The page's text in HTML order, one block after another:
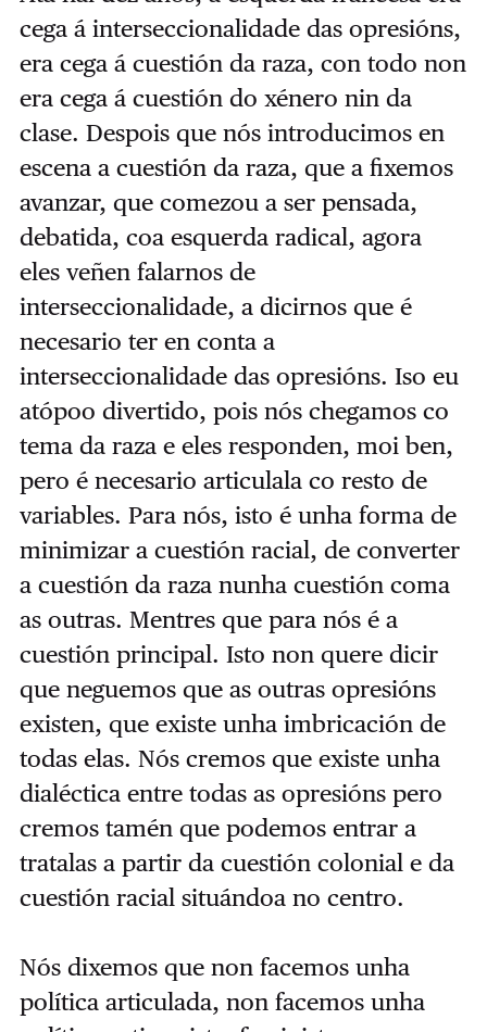
cega á interseccionalidade das opresións,
era cega á cuestión da raza, con todo non
era cega á cuestión do xénero nin da
clase. Despois que nós introducimos en
escena a cuestión da raza, que a fixemos
avanzar, que comezou a ser pensada,
debatida, coa esquerda radical, agora
eles veñen falarnos de
interseccionalidade, a dicirnos que é
necesario ter en conta a
interseccionalidade das opresións. Iso eu
atópoo divertido, pois nós chegamos co
tema da raza e eles responden, moi ben,
pero é necesario articulala co resto de
variables. Para nós, isto é unha forma de
minimizar a cuestión racial, de converter
a cuestión da raza nunha cuestión coma
as outras. Mentres que para nós é a
cuestión principal. Isto non quere dicir
que neguemos que as outras opresións
existen, que existe unha imbricación de
todas elas. Nós cremos que existe unha
dialéctica entre todas as opresións pero
cremos tamén que podemos entrar a
tratalas a partir da cuestión colonial e da
cuestión racial situándoa no centro.
Nós dixemos que non facemos unha
política articulada, non facemos unha